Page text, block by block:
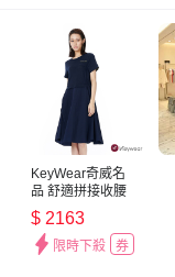
KeyWear奇威名
品 舒適拼接收腰
抽繩短袖洋裝-深
藍色
$ 2163
限時下殺 券